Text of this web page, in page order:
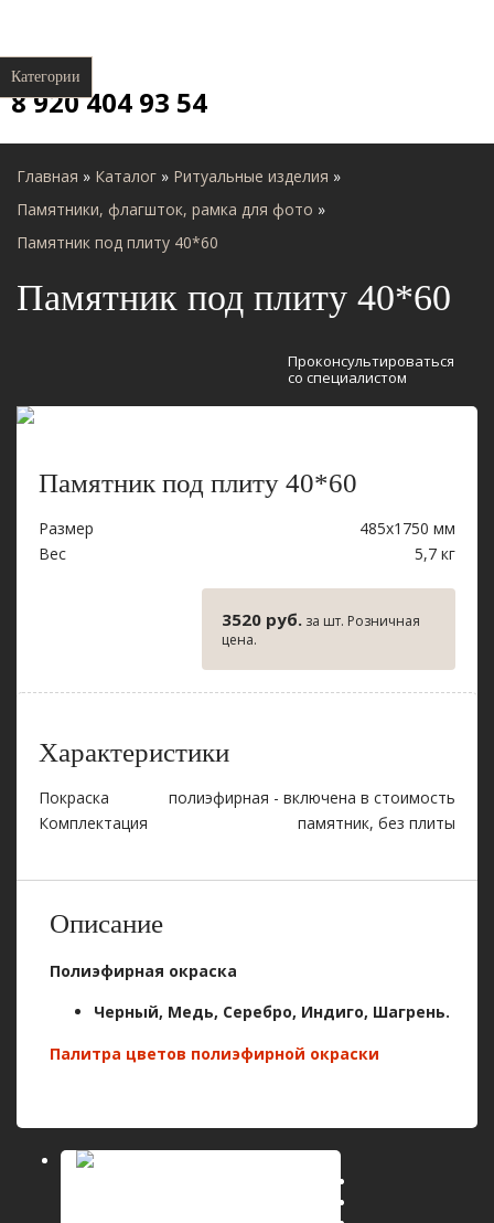
8 920 404 93 54
Главная » Каталог » Ритуальные изделия »
Памятники, флагшток, рамка для фото »
Памятник под плиту 40*60
Памятник под плиту 40*60
Проконсультироваться
со специалистом
Памятник под плиту 40*60
Размер
485х1750 мм
Вес
5,7 кг
3520 руб. за шт. Розничная
цена.
Характеристики
Покраска
полиэфирная - включена в стоимость
Комплектация
памятник, без плиты
Описание
Полиэфирная окраска
Черный, Медь, Серебро, Индиго, Шагрень.
Палитра цветов полиэфирной окраски
Категории